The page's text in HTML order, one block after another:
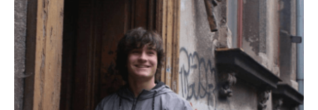
demokratycznej i europejskiej Polski, […]